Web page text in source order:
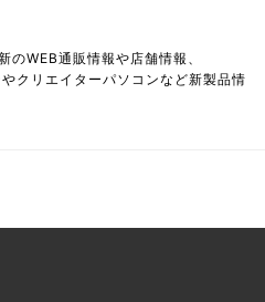
のWEB通販情報や店舗情報、
クリエイターパソコンなど新製品情